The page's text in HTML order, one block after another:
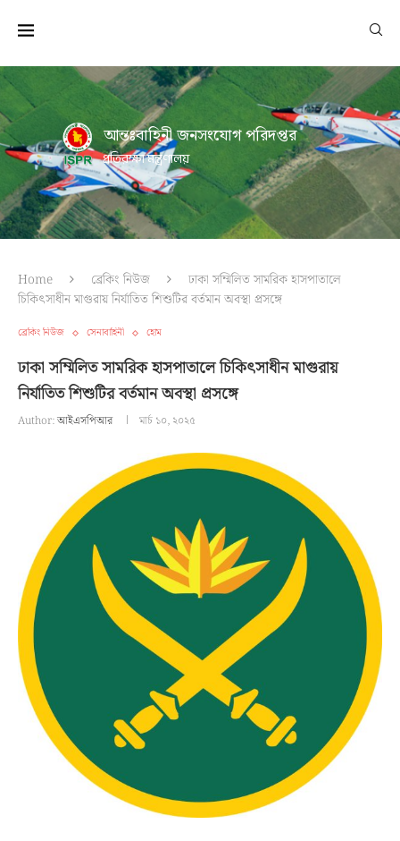
আন্তঃবাহিনী জনসংযোগ পরিদপ্তর
প্রতিরক্ষা মন্ত্রণালয়
Home ব্রেকিং নিউজ
ঢাকা সম্মিলিত সামরিক হাসপাতালে
চিকিৎসাধীন মাগুরায় নির্যাতিত শিশুটির বর্তমান অবস্থা প্রসঙ্গে
ব্রেকিং নিউজ সেনাবাহিনী হোম
ঢাকা সম্মিলিত সামরিক হাসপাতালে চিকিৎসাধীন মাগুরায়
নির্যাতিত শিশুটির বর্তমান অবস্থা প্রসঙ্গে
Author:আইএসপিআর মার্চ ১০, ২০২৫